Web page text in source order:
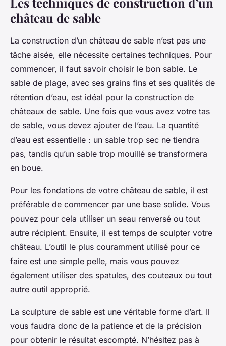
château de sable
La construction d’un château de sable n’est pas une
tâche aisée, elle nécessite certaines techniques. Pour
commencer, il faut savoir choisir le bon sable. Le
sable de plage, avec ses grains fins et ses qualités de
rétention d’eau, est idéal pour la construction de
châteaux de sable. Une fois que vous avez votre tas
de sable, vous devez ajouter de l’eau. La quantité
d’eau est essentielle : un sable trop sec ne tiendra
pas, tandis qu’un sable trop mouillé se transformera
en boue.
Pour les fondations de votre château de sable, il est
préférable de commencer par une base solide. Vous
pouvez pour cela utiliser un seau renversé ou tout
autre récipient. Ensuite, il est temps de sculpter votre
château. L’outil le plus couramment utilisé pour ce
faire est une simple pelle, mais vous pouvez
également utiliser des spatules, des couteaux ou tout
autre outil approprié.
La sculpture de sable est une véritable forme d’art. Il
vous faudra donc de la patience et de la précision
pour obtenir le résultat escompté. N’hésitez pas à